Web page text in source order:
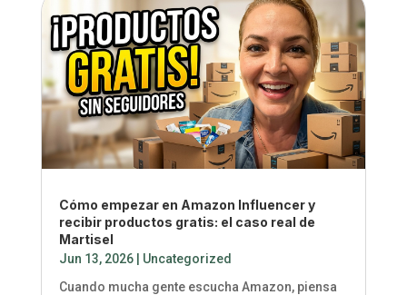
Cómo empezar en Amazon Influencer y
recibir productos gratis: el caso real de
Martisel
Jun 13, 2026| Uncategorized
Cuando mucha gente escucha Amazon, piensa